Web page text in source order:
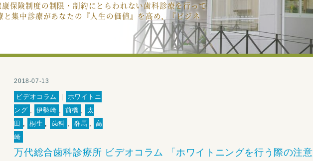
保険制度の制限・制約にとらわれない歯科診療を行って
集中診療があなたの『人生の価値』を高め、『ビジネ
2018-07-13
ビデオコラム ｜
ホワイトニ
ング , 伊勢崎 , 前橋 ,
太
田 , 桐生 , 歯科 , 群馬 ,
高
崎
万代総合歯科診療所 ビデオコラム 「ホワイトニングを行う際の注意